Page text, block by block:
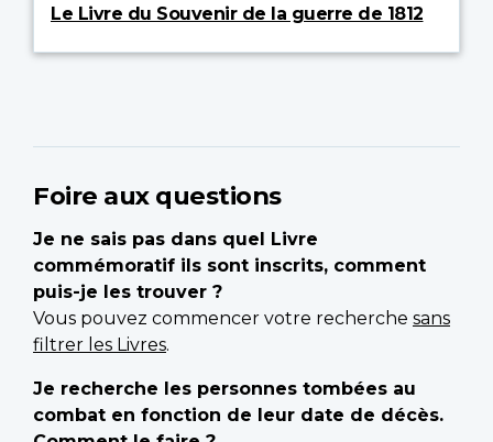
Le Livre du Souvenir de la guerre de 1812
Foire aux questions
Je ne sais pas dans quel Livre
commémoratif ils sont inscrits, comment
puis-je les trouver ?
Vous pouvez commencer votre recherche sans
filtrer les Livres.
Je recherche les personnes tombées au
combat en fonction de leur date de décès.